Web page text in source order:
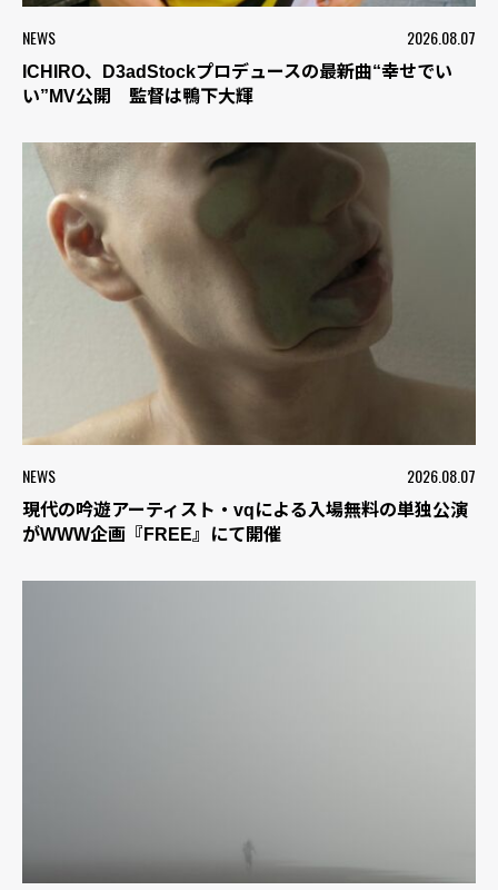
NEWS 2026.08.07
ICHIRO、D3adStockプロデュースの最新曲“幸せでい
い”MV公開 監督は鴨下大輝
NEWS 2026.08.07
現代の吟遊アーティスト・vqによる入場無料の単独公演
がWWW企画『FREE』にて開催